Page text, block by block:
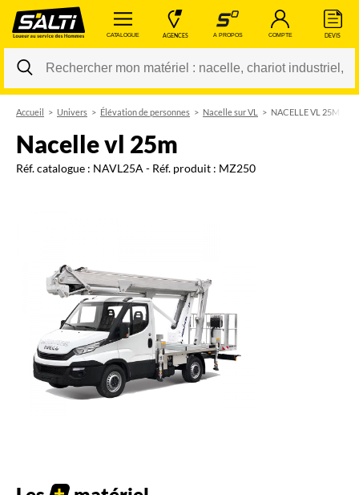
CATALOGUE AGENCES A PROPOS COMPTE DEVIS
Changer
Accueil Univers Élévation de personnes Nacelle sur VL NACELLE VL 25M
nacelle vl 25m
Réf. catalogue : NAVL25A - Réf. produit : MZ250